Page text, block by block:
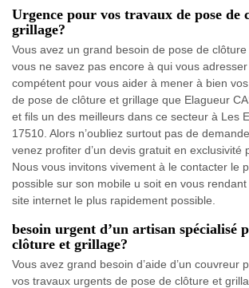
Urgence pour vos travaux de pose de
grillage?
Vous avez un grand besoin de pose de
vous ne savez pas encore à qui vous
compétent pour vous aider à mener à bien
de pose de clôture et grillage que Elagueur
et fils un des meilleurs dans ce secteur à Les
17510. Alors n’oubliez surtout pas de
venez profiter d’un devis gratuit en exclusivité
Nous vous invitons vivement à le contacter le
possible sur son mobile u soit en vous
site internet le plus rapidement possible.
besoin urgent d’un artisan spécialisé
clôture et grillage?
Vous avez grand besoin d’aide d’un couvreur
vos travaux urgents de pose de clôture et